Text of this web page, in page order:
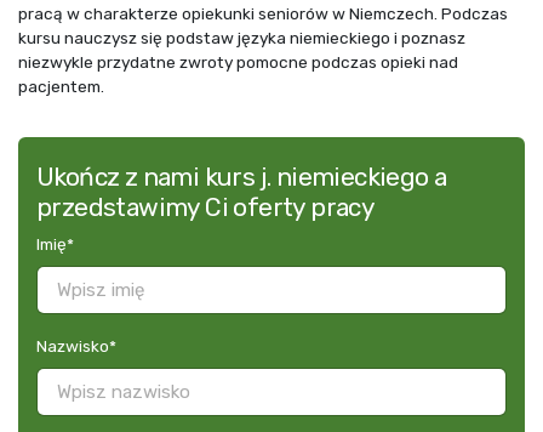
pracą w charakterze opiekunki seniorów w Niemczech. Podczas
kursu nauczysz się podstaw języka niemieckiego i poznasz
niezwykle przydatne zwroty pomocne podczas opieki nad
pacjentem.
Ukończ z nami kurs j. niemieckiego a
przedstawimy Ci oferty pracy
Imię*
Nazwisko*